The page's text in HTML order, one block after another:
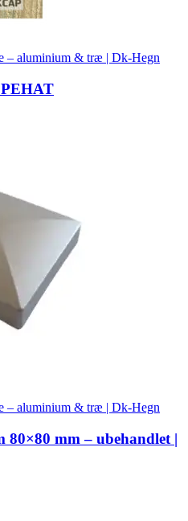
– aluminium & træ | Dk-Hegn
– aluminium & træ | Dk-Hegn
80×80 mm – ubehandlet |